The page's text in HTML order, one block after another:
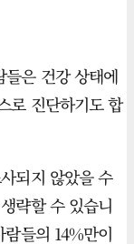
들은 건강 상태에
로 진단하기도 합
되지 않았을 수
략할 수 있습니
들의 14%만이